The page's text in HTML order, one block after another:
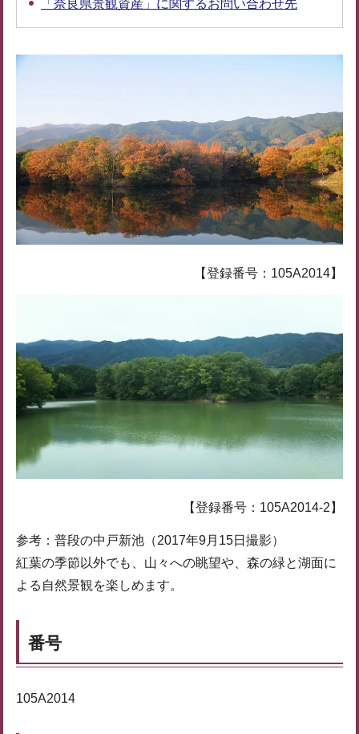
「奈良県景観資産」に関するお問い合わせ先
【登録番号：105A2014】
【登録番号：105A2014-2】
参考：普段の中戸新池（2017年9月15日撮影）
紅葉の季節以外でも、山々への眺望や、森の緑と湖面に
よる自然景観を楽しめます。
番号
105A2014